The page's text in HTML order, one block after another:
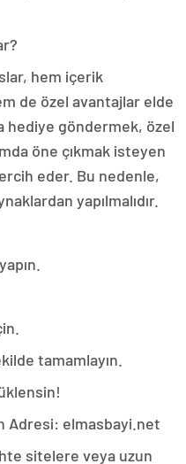
hem içerik
de özel avantajlar elde
hediye göndermek, özel
öne çıkmak isteyen
eder. Bu nedenle,
yapılmalıdır.
tamamlayın.
Adresi: elmasbayi.net
sitelere veya uzun